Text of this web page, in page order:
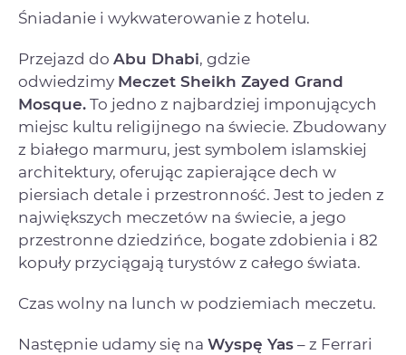
Śniadanie i wykwaterowanie z hotelu.
Przejazd do Abu Dhabi, gdzie
odwiedzimy Meczet Sheikh Zayed Grand
Mosque. To jedno z najbardziej imponujących
miejsc kultu religijnego na świecie. Zbudowany
z białego marmuru, jest symbolem islamskiej
architektury, oferując zapierające dech w
piersiach detale i przestronność. Jest to jeden z
największych meczetów na świecie, a jego
przestronne dziedzińce, bogate zdobienia i 82
kopuły przyciągają turystów z całego świata.
Czas wolny na lunch w podziemiach meczetu.
Następnie udamy się na Wyspę Yas – z Ferrari